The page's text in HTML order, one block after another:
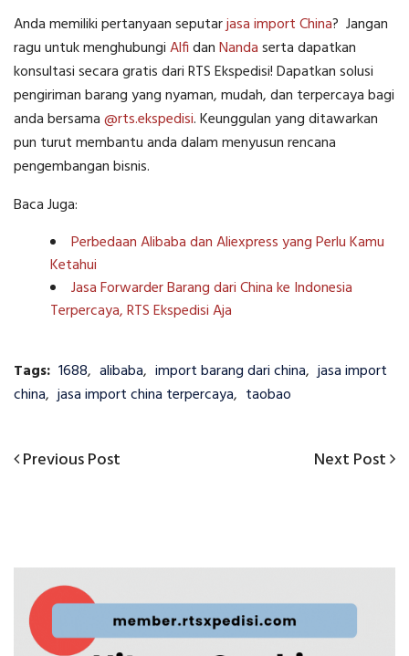
Anda memiliki pertanyaan seputarjasa import China? Jangan
ragu untuk menghubungiAlfidanNandaserta dapatkan
konsultasi secara gratis dari RTS Ekspedisi! Dapatkan solusi
pengiriman barang yang nyaman, mudah, dan terpercaya bagi
anda bersama@rts.ekspedisi. Keunggulan yang ditawarkan
pun turut membantu anda dalam menyusun rencana
pengembangan bisnis.
Baca Juga:
Perbedaan Alibaba dan Aliexpress yang Perlu Kamu
Ketahui
Jasa Forwarder Barang dari China ke Indonesia
Terpercaya, RTS Ekspedisi Aja
Tags: 1688, alibaba, import barang dari china, jasa import
china, jasa import china terpercaya, taobao
Navigasi
Previous
Previous Post
Next
Next Post